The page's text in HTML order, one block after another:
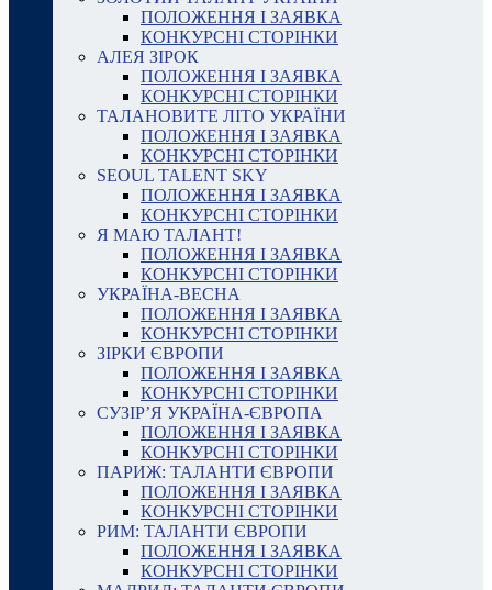
ПОЛОЖЕННЯ І ЗАЯВКА
КОНКУРСНІ СТОРІНКИ
АЛЕЯ ЗІРОК
ПОЛОЖЕННЯ І ЗАЯВКА
КОНКУРСНІ СТОРІНКИ
ТАЛАНОВИТЕ ЛІТО УКРАЇНИ
ПОЛОЖЕННЯ І ЗАЯВКА
КОНКУРСНІ СТОРІНКИ
SEOUL TALENT SKY
ПОЛОЖЕННЯ І ЗАЯВКА
КОНКУРСНІ СТОРІНКИ
Я МАЮ ТАЛАНТ!
ПОЛОЖЕННЯ І ЗАЯВКА
КОНКУРСНІ СТОРІНКИ
УКРАЇНА-ВЕСНА
ПОЛОЖЕННЯ І ЗАЯВКА
КОНКУРСНІ СТОРІНКИ
ЗІРКИ ЄВРОПИ
ПОЛОЖЕННЯ І ЗАЯВКА
КОНКУРСНІ СТОРІНКИ
СУЗІР’Я УКРАЇНА-ЄВРОПА
ПОЛОЖЕННЯ І ЗАЯВКА
КОНКУРСНІ СТОРІНКИ
ПАРИЖ: ТАЛАНТИ ЄВРОПИ
ПОЛОЖЕННЯ І ЗАЯВКА
КОНКУРСНІ СТОРІНКИ
РИМ: ТАЛАНТИ ЄВРОПИ
ПОЛОЖЕННЯ І ЗАЯВКА
КОНКУРСНІ СТОРІНКИ